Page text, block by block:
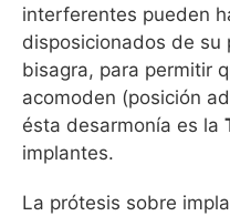
interferentes pueden
disposicionados de su
bisagra, para permitir
acomoden (posición
ésta desarmonía es la
implantes.
La prótesis sobre